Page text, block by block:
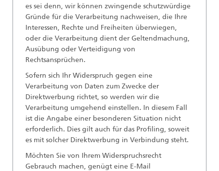
es sei denn, wir können zwingende schutzwürdige
Gründe für die Verarbeitung nachweisen, die Ihre
Interessen, Rechte und Freiheiten überwiegen,
oder die Verarbeitung dient der Geltendmachung,
Ausübung oder Verteidigung von
Rechtsansprüchen.
Sofern sich Ihr Widerspruch gegen eine
Verarbeitung von Daten zum Zwecke der
Direktwerbung richtet, so werden wir die
Verarbeitung umgehend einstellen. In diesem Fall
ist die Angabe einer besonderen Situation nicht
erforderlich. Dies gilt auch für das Profiling, soweit
es mit solcher Direktwerbung in Verbindung steht.
Möchten Sie von Ihrem Widerspruchsrecht
Gebrauch machen, genügt eine E-Mail